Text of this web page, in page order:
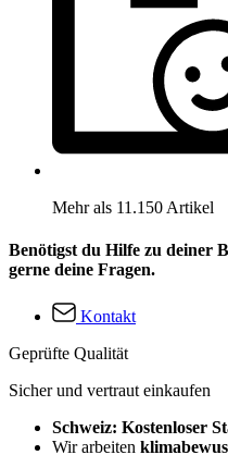
Mehr als 11.150 Artikel
Benötigst du Hilfe zu deiner
gerne deine Fragen.
Kontakt
Geprüfte Qualität
Sicher und vertraut einkaufen
Schweiz: Kostenloser
Wir arbeiten